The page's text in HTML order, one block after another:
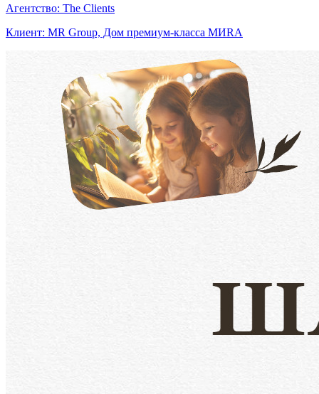
Агентство: The Clients
Клиент: MR Group, Дом премиум-класса МИRA